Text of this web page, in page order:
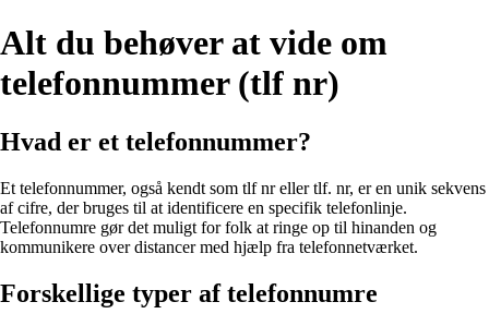
Alt du behøver at vide om
telefonnummer (tlf nr)
Hvad er et telefonnummer?
Et telefonnummer, også kendt som tlf nr eller tlf. nr, er en unik sekvens
af cifre, der bruges til at identificere en specifik telefonlinje.
Telefonnumre gør det muligt for folk at ringe op til hinanden og
kommunikere over distancer med hjælp fra telefonnetværket.
Forskellige typer af telefonnumre